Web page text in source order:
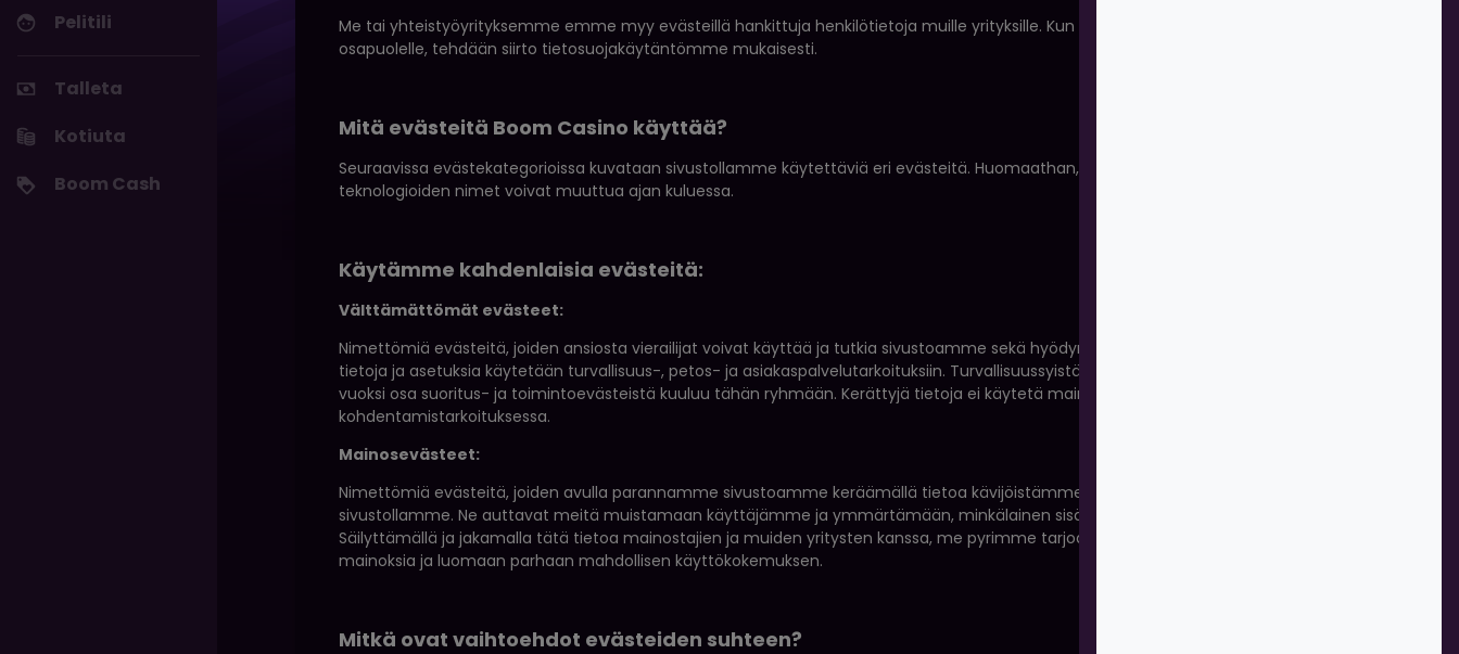
Pelitili
Talleta
Kotiuta
Boom Cash
Me tai yhteistyöyrityksemme emme myy evästeillä hankittuja henkilötietoja muille yrityksille. Kun tietoja siirtyy kolmannelle
osapuolelle, tehdään siirto tietosuojakäytäntömme mukaisesti.
Mitä evästeitä Boom Casino käyttää?
Seuraavissa evästekategorioissa kuvataan sivustollamme käytettäviä eri evästeitä. Huomaathan, että eri evästeiden, pikseleiden ja
teknologioiden nimet voivat muuttua ajan kuluessa.
Käytämme kahdenlaisia evästeitä:
Välttämättömät evästeet:
Nimettömiä evästeitä, joiden ansiosta vierailijat voivat käyttää ja tutkia sivustoamme sekä hyödyntää sen toimintoja. Kerättyjä
tietoja ja asetuksia käytetään turvallisuus-, petos- ja asiakaspalvelutarkoituksiin. Turvallisuussyistä sekä nettimaksujen sääntelyn
vuoksi osa suoritus- ja toimintoevästeistä kuuluu tähän ryhmään. Kerättyjä tietoja ei käytetä mainostamis- tai
kohdentamistarkoituksessa.
Mainosevästeet:
Nimettömiä evästeitä, joiden avulla parannamme sivustoamme keräämällä tietoa kävijöistämme sekä heidän käyttäytymisestään
sivustollamme. Ne auttavat meitä muistamaan käyttäjämme ja ymmärtämään, minkälainen sisältö on heille kaikkein olennaisinta.
Säilyttämällä ja jakamalla tätä tietoa mainostajien ja muiden yritysten kanssa, me pyrimme tarjoamaan käyttäjälle sopivia
mainoksia ja luomaan parhaan mahdollisen käyttökokemuksen.
Mitkä ovat vaihtoehdot evästeiden suhteen?